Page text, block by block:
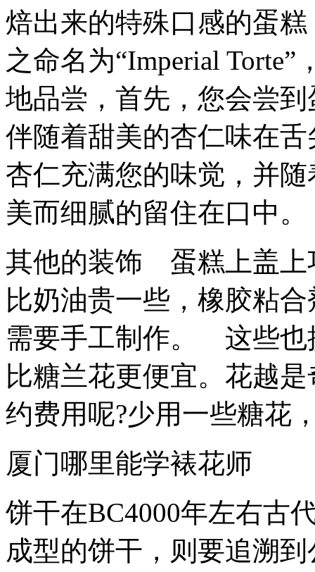
焙出来的特殊口感的蛋
之命名为“Imperial
地品尝，首先，您会尝
伴随着甜美的杏仁味在
杏仁充满您的味觉，并
美而细腻的留住在口中。
其他的装饰 蛋糕上盖上
比奶油贵一些，橡胶粘
需要手工制作。 这些也
比糖兰花更便宜。花越
约费用呢?少用一些糖花
厦门哪里能学裱花师
饼干在BC4000年左右古
成型的饼干，则要追溯